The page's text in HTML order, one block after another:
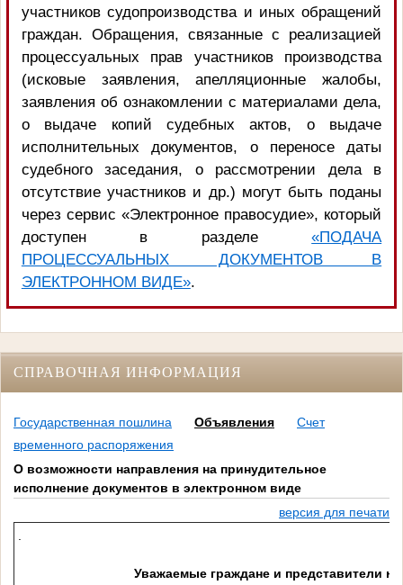
участников судопроизводства и иных обращений
граждан. Обращения, связанные с реализацией
процессуальных прав участников производства
(исковые заявления, апелляционные жалобы,
заявления об ознакомлении с материалами дела,
о выдаче копий судебных актов, о выдаче
исполнительных документов, о переносе даты
судебного заседания, о рассмотрении дела в
отсутствие участников и др.) могут быть поданы
через сервис «Электронное правосудие», который
доступен в разделе«ПОДАЧА
ПРОЦЕССУАЛЬНЫХ ДОКУМЕНТОВ В
ЭЛЕКТРОННОМ ВИДЕ».
СПРАВОЧНАЯ ИНФОРМАЦИЯ
Государственная пошлина Объявления
Счет
временного распоряжения
О возможности направления на принудительное
исполнение документов в электронном виде
версия для печати
Уважаемые граждане и представители